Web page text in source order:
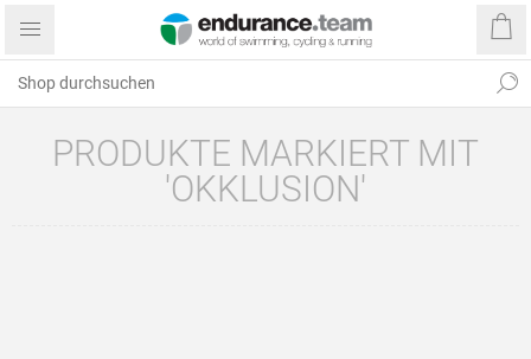
PRODUKTE MARKIERT MIT
'OKKLUSION'